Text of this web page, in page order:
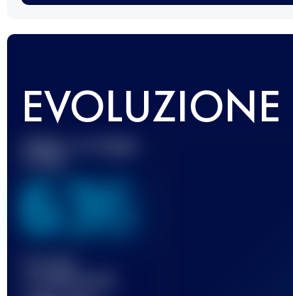
EVOLUZIONE
Miglior punteggio
636
Gara(e)